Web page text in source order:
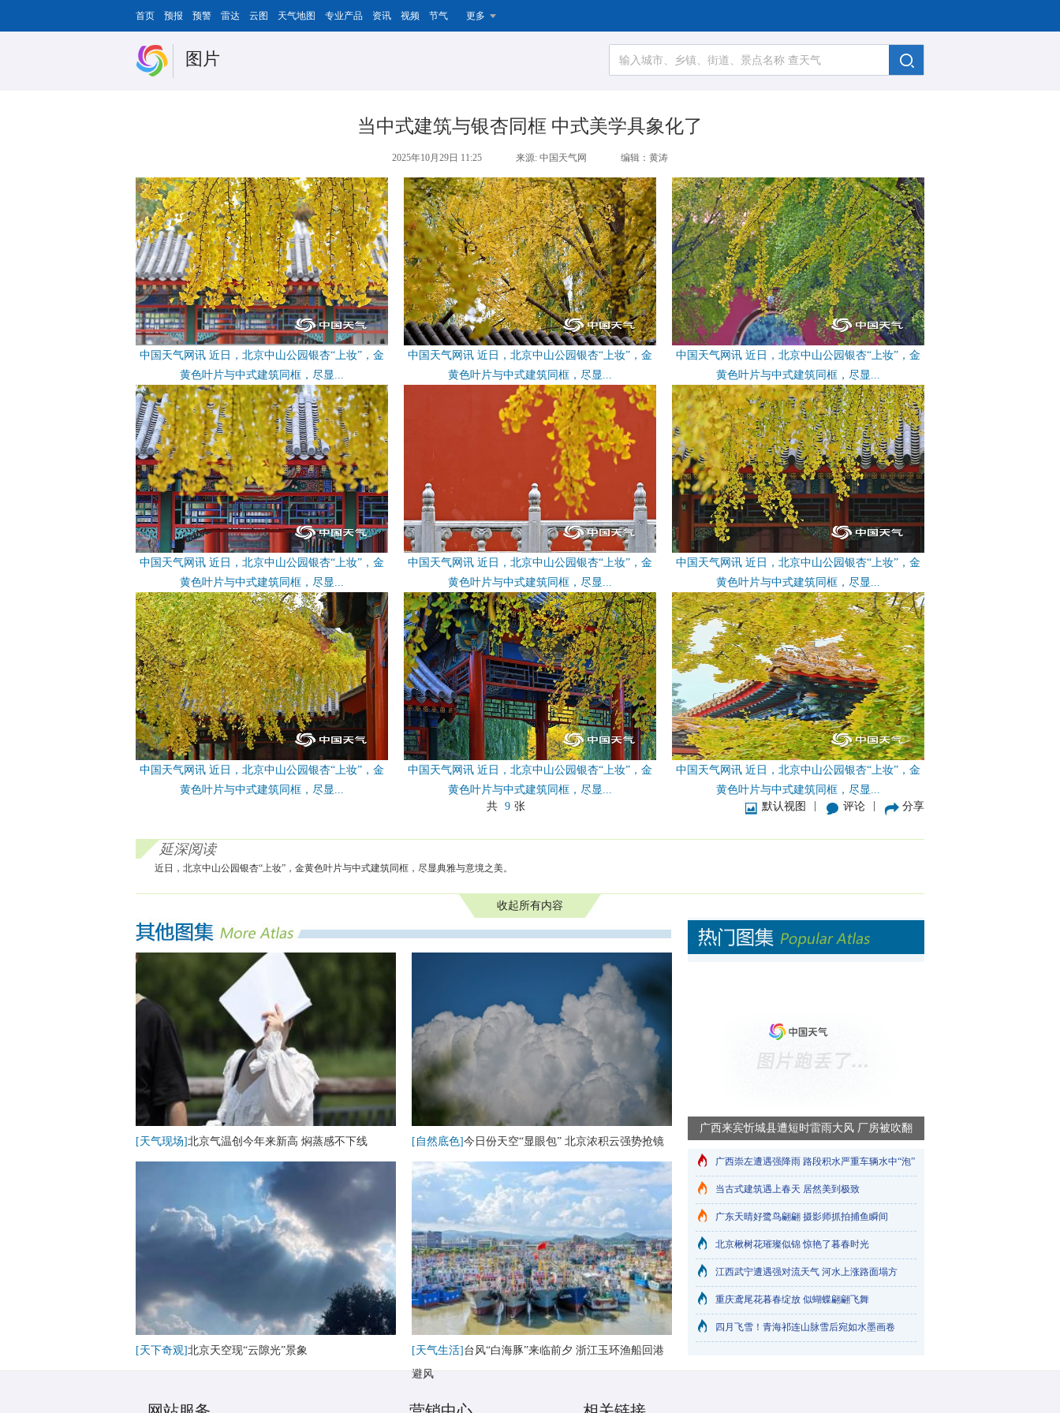
首页 预报 预警 雷达 云图 天气地图 专业产品 资讯 视频 节气 更多
图片
当中式建筑与银杏同框 中式美学具象化了
2025年10月29日 11:25 来源: 中国天气网 编辑：黄涛
中国天气网讯 近日，北京中山公园银杏“上妆”，金
黄色叶片与中式建筑同框，尽显...
中国天气网讯 近日，北京中山公园银杏“上妆”，金
黄色叶片与中式建筑同框，尽显...
中国天气网讯 近日，北京中山公园银杏“上妆”，金
黄色叶片与中式建筑同框，尽显...
中国天气网讯 近日，北京中山公园银杏“上妆”，金
黄色叶片与中式建筑同框，尽显...
中国天气网讯 近日，北京中山公园银杏“上妆”，金
黄色叶片与中式建筑同框，尽显...
中国天气网讯 近日，北京中山公园银杏“上妆”，金
黄色叶片与中式建筑同框，尽显...
中国天气网讯 近日，北京中山公园银杏“上妆”，金
黄色叶片与中式建筑同框，尽显...
中国天气网讯 近日，北京中山公园银杏“上妆”，金
黄色叶片与中式建筑同框，尽显...
中国天气网讯 近日，北京中山公园银杏“上妆”，金
黄色叶片与中式建筑同框，尽显...
共 9 张 默认视图 评论 分享
延深阅读
近日，北京中山公园银杏“上妆”，金黄色叶片与中式建筑同框，尽显典雅与意境之美。
收起所有内容
[天气现场]北京气温创今年来新高 焖蒸感不下线 [自然底色]今日份天空“显眼包” 北京浓积云强势抢镜
[天下奇观]北京天空现“云隙光”景象 [天气生活] 台风“白海豚”来临前夕 浙江玉环渔船回港
避风
广西来宾忻城县遭短时雷雨大风 厂房被吹翻
烟台天气一天三变 降雨冰雹降雪轮番登场
广西崇左遭遇强降雨 路段积水严重车辆水中“泡”​
当古式建筑遇上春天 居然美到极致
广东天晴好鹭鸟翩翩 摄影师抓拍捕鱼瞬间
北京楸树花璀璨似锦 惊艳了暮春时光
江西武宁遭遇强对流天气 河水上涨路面塌方
重庆鸢尾花暮春绽放 似蝴蝶翩翩飞舞
四月飞雪！青海祁连山脉雪后宛如水墨画卷